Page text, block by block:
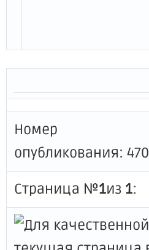
Номер
опубликования:
Страница №1из 1: